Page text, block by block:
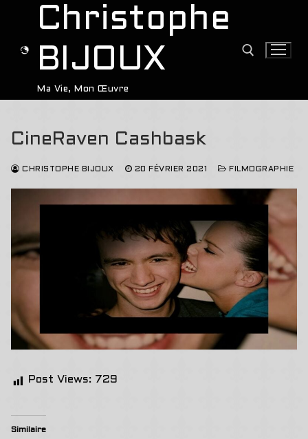
Christophe
BIJOUX
Ma Vie, Mon Œuvre
CineRaven Cashbask
CHRISTOPHE BIJOUX 20 FÉVRIER 2021 FILMOGRAPHIE
Post Views: 729
Similaire